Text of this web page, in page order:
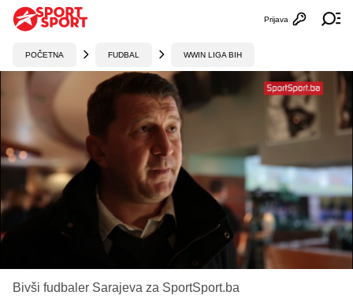
Otvori
Prijava
POČETNA FUDBAL WWIN LIGA BIH
Bivši fudbaler Sarajeva za SportSport.ba